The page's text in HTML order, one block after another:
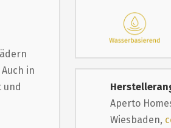
in
und
Aperto
Wiesbaden,